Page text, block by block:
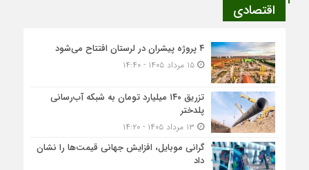
اقتصادی
۴ پروژه پیشران در لرستان افتتاح می‌شود
۱۵ مرداد ۱۴۰۵ - ۱۴:۴۰
تزریق ۱۴۰ میلیارد تومان به شبکه آب‌رسانی
پلدختر
گرانی موبایل، افزایش جهانی قیمت‌ها را نشان
داد